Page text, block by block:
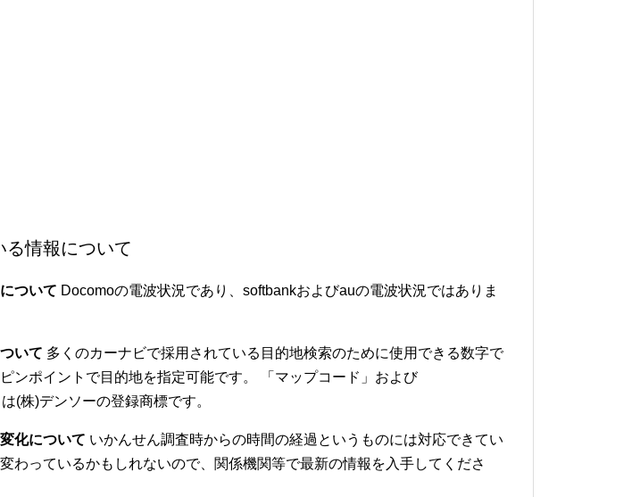
る情報について
ついて Docomoの電波状況であり、softbankおよびauの電波状況ではありま
いて 多くのカーナビで採用されている目的地検索のために使用できる数字で
ンポイントで目的地を指定可能です。 「マップコード」および
(株)デンソーの登録商標です。
化について いかんせん調査時からの時間の経過というものには対応できてい
わっているかもしれないので、関係機関等で最新の情報を入手してくださ